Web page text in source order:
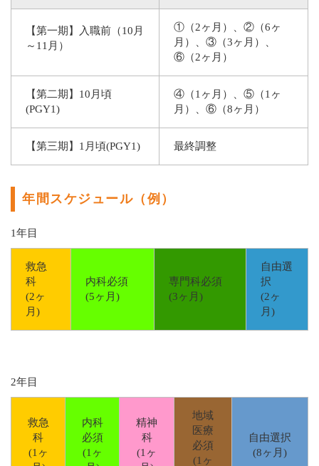
【第一期】入職前（10月
～11月）
①（2ヶ月）、②（6ヶ
月）、③（3ヶ月）、
⑥（2ヶ月）
【第二期】10月頃
(PGY1)
④（1ヶ月）、⑤（1ヶ
月）、⑥（8ヶ月）
【第三期】1月頃(PGY1) 最終調整
年間スケジュール（例）
1年目
救急
科
(2ヶ
月)
内科必須
(5ヶ月)
専門科必須
(3ヶ月)
自由選
択
(2ヶ
月)
2年目
救急
科
(1ヶ
内科
必須
(1ヶ
精神
科
(1ヶ
地域
医療
必須
(1ヶ
自由選択
(8ヶ月)